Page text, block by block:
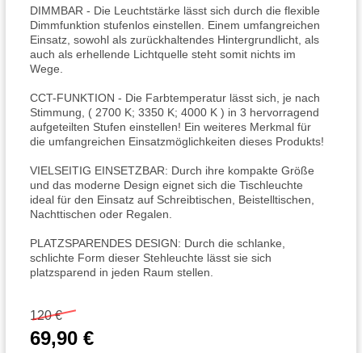
DIMMBAR - Die Leuchtstärke lässt sich durch die flexible
Dimmfunktion stufenlos einstellen. Einem umfangreichen
Einsatz, sowohl als zurückhaltendes Hintergrundlicht, als
auch als erhellende Lichtquelle steht somit nichts im
Wege.
CCT-FUNKTION - Die Farbtemperatur lässt sich, je nach
Stimmung, ( 2700 K; 3350 K; 4000 K ) in 3 hervorragend
aufgeteilten Stufen einstellen! Ein weiteres Merkmal für
die umfangreichen Einsatzmöglichkeiten dieses Produkts!
VIELSEITIG EINSETZBAR: Durch ihre kompakte Größe
und das moderne Design eignet sich die Tischleuchte
ideal für den Einsatz auf Schreibtischen, Beistelltischen,
Nachttischen oder Regalen.
PLATZSPARENDES DESIGN: Durch die schlanke,
schlichte Form dieser Stehleuchte lässt sie sich
platzsparend in jeden Raum stellen.
120 €
69,90 €